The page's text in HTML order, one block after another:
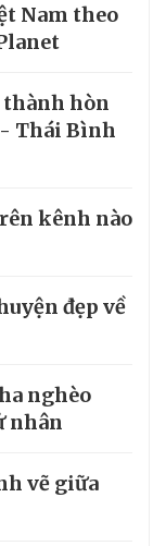
Nam theo
thành hòn
- Thái Bình
kênh nào
đẹp về
nghèo
nhân
vẽ giữa